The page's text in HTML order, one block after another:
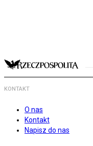
KONTAKT
O nas
Kontakt
Napisz do nas